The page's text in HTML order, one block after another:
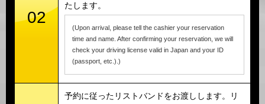
02
たします。
(Upon arrival, please tell the cashier your reservation
time and name. After confirming your reservation, we will
check your driving license valid in Japan and your ID
(passport, etc.).)
予約に従ったリストバンドをお渡しします。リ